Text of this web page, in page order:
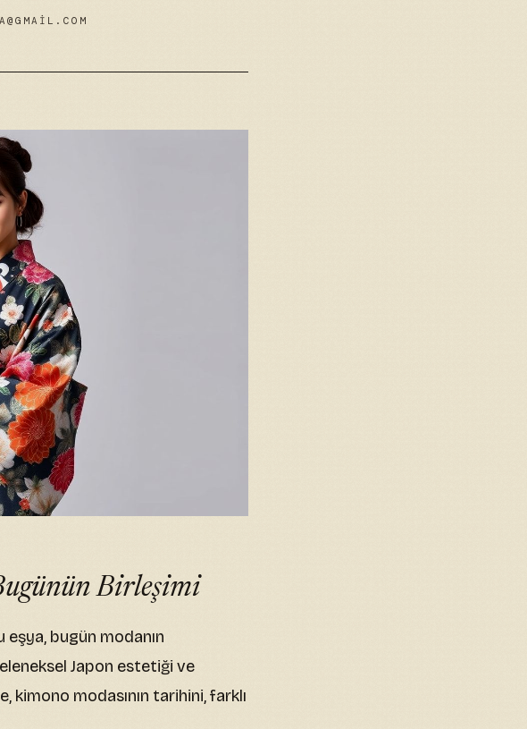
Birleşimi
eşya, bugün modanın
Japon estetiği ve
kimono modasının tarihini, farklı